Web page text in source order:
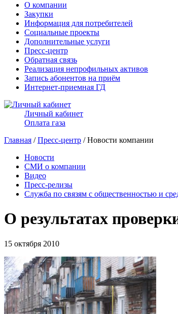
О компании
Закупки
Информация для потребителей
Социальные проекты
Дополнительные услуги
Пресс-центр
Обратная связь
Реализация непрофильных активов
Запись абонентов на приём
Интернет-приемная ГД
Личный кабинет
Оплата газа
Главная /Пресс-центр / Новости компании
Новости
СМИ о компании
Видео
Пресс-релизы
Служба по связям с общественностью и
О результатах
15 октября 2010